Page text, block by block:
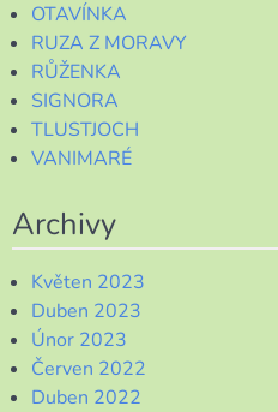
OTAVÍNKA
RUZA Z MORAVY
RŮŽENKA
SIGNORA
TLUSTJOCH
VANIMARÉ
Archivy
Květen 2023
Duben 2023
Únor 2023
Červen 2022
Duben 2022